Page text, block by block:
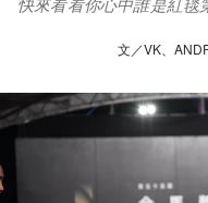
文／VK、